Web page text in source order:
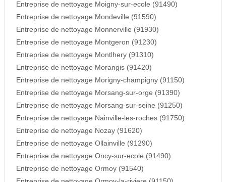
Entreprise de nettoyage Moigny-sur-ecole (91490)
Entreprise de nettoyage Mondeville (91590)
Entreprise de nettoyage Monnerville (91930)
Entreprise de nettoyage Montgeron (91230)
Entreprise de nettoyage Montlhery (91310)
Entreprise de nettoyage Morangis (91420)
Entreprise de nettoyage Morigny-champigny (91150)
Entreprise de nettoyage Morsang-sur-orge (91390)
Entreprise de nettoyage Morsang-sur-seine (91250)
Entreprise de nettoyage Nainville-les-roches (91750)
Entreprise de nettoyage Nozay (91620)
Entreprise de nettoyage Ollainville (91290)
Entreprise de nettoyage Oncy-sur-ecole (91490)
Entreprise de nettoyage Ormoy (91540)